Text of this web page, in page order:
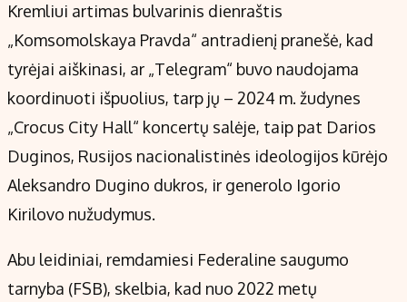
Kremliui artimas bulvarinis dienraštis
„Komsomolskaya Pravda“ antradienį pranešė, kad
tyrėjai aiškinasi, ar „Telegram“ buvo naudojama
koordinuoti išpuolius, tarp jų – 2024 m. žudynes
„Crocus City Hall“ koncertų salėje, taip pat Darios
Duginos, Rusijos nacionalistinės ideologijos kūrėjo
Aleksandro Dugino dukros, ir generolo Igorio
Kirilovo nužudymus.
Abu leidiniai, remdamiesi Federaline saugumo
tarnyba (FSB), skelbia, kad nuo 2022 metų